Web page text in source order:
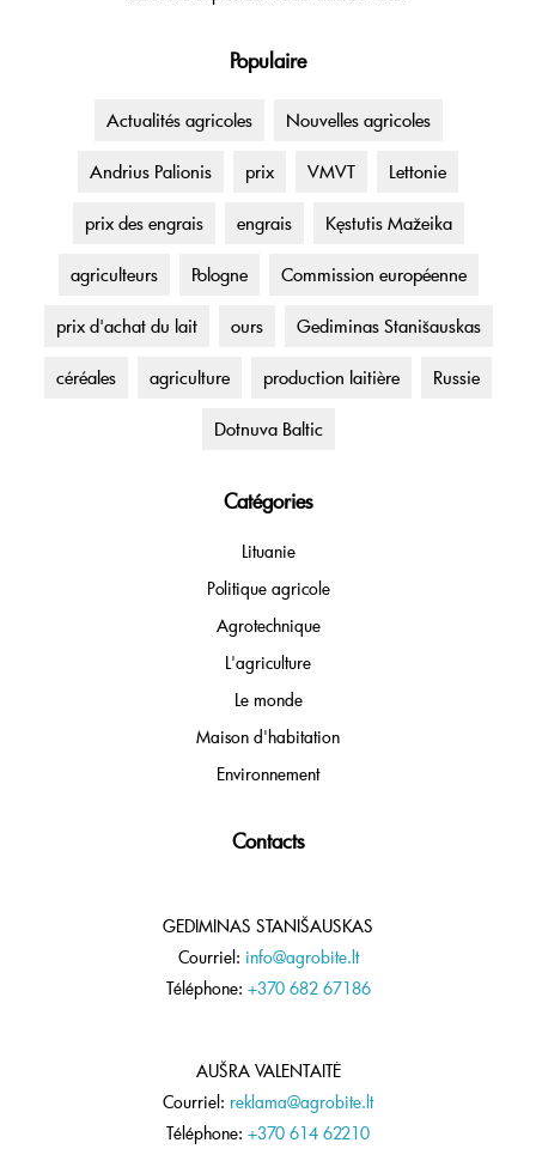
Populaire
Actualités agricoles Nouvelles agricoles
Andrius Palionis prix VMVT Lettonie
prix des engrais engrais Kęstutis Mažeika
agriculteurs Pologne Commission européenne
prix d'achat du lait ours Gediminas Stanišauskas
céréales agriculture production laitière Russie
Dotnuva Baltic
Catégories
Lituanie
Politique agricole
Agrotechnique
L'agriculture
Le monde
Maison d'habitation
Environnement
Contacts
GEDIMINAS STANIŠAUSKAS
Courriel: info@agrobite.lt
Téléphone: +370 682 67186
AUŠRA VALENTAITĖ
Courriel: reklama@agrobite.lt
Téléphone: +370 614 62210